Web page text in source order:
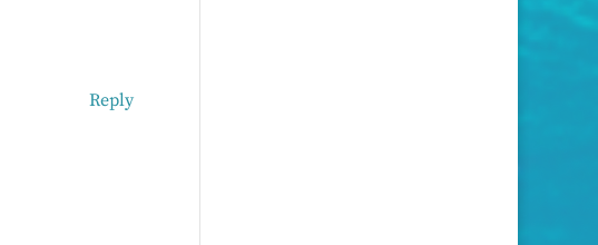
Reply